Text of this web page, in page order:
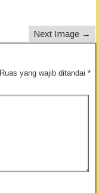
Next Image →
Ruas yang wajib ditandai *